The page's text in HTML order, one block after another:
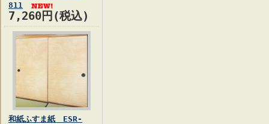
811
7,260円(税込)
和紙ふすま紙 ESR-